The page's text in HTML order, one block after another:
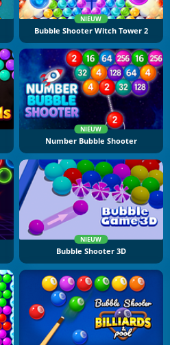
NIEUW
Bubble Shooter Witch Tower 2
NIEUW
Number Bubble Shooter
NIEUW
Bubble Shooter 3D